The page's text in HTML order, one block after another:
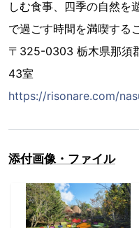
しむ食事、四季の自然を
で過ごす時間を満喫する
〒325-0303 栃木県那須
43室
https://risonare.com/
添付画像・ファイル